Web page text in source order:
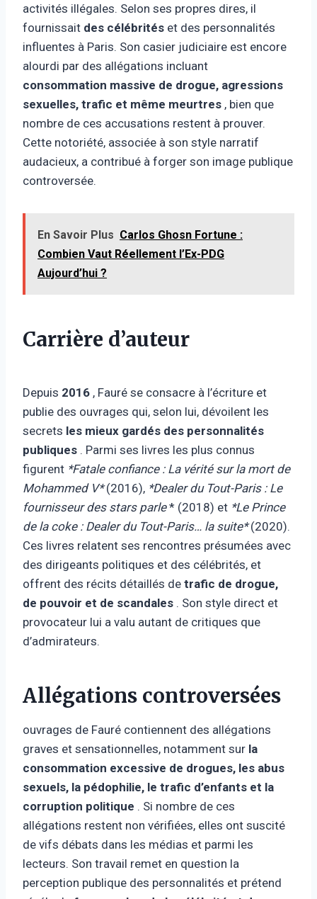
activités illégales. Selon ses propres dires, il
fournissait des célébrités et des personnalités
influentes à Paris. Son casier judiciaire est encore
alourdi par des allégations incluant
consommation massive de drogue, agressions
sexuelles, trafic et même meurtres , bien que
nombre de ces accusations restent à prouver.
Cette notoriété, associée à son style narratif
audacieux, a contribué à forger son image publique
controversée.
En Savoir Plus Carlos Ghosn Fortune :
Combien Vaut Réellement l’Ex-PDG
Aujourd’hui ?
Carrière d’auteur
Depuis 2016 , Fauré se consacre à l’écriture et
publie des ouvrages qui, selon lui, dévoilent les
secrets les mieux gardés des personnalités
publiques . Parmi ses livres les plus connus
figurent *Fatale confiance : La vérité sur la mort de
Mohammed V*(2016), *Dealer du Tout-Paris : Le
fournisseur des stars parle* (2018) et *Le Prince
de la coke : Dealer du Tout-Paris… la suite*(2020).
Ces livres relatent ses rencontres présumées avec
des dirigeants politiques et des célébrités, et
offrent des récits détaillés de trafic de drogue,
de pouvoir et de scandales . Son style direct et
provocateur lui a valu autant de critiques que
d’admirateurs.
Allégations controversées
ouvrages de Fauré contiennent des allégations
graves et sensationnelles, notamment sur la
consommation excessive de drogues, les abus
sexuels, la pédophilie, le trafic d’enfants et la
corruption politique . Si nombre de ces
allégations restent non vérifiées, elles ont suscité
de vifs débats dans les médias et parmi les
lecteurs. Son travail remet en question la
perception publique des personnalités et prétend